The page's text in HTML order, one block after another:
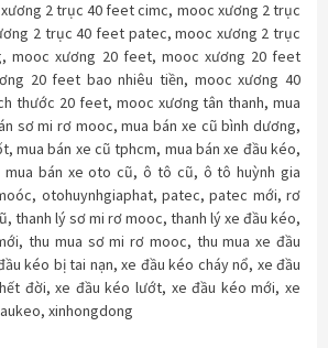
2 trục 40 feet cimc, mooc xương 2 trục
2 trục 40 feet patec,mooc xương 2 trục
,mooc xương 20 feet, mooc xương 20 feet
20 feet bao nhiêu tiền, mooc xương 40
thước 20 feet, mooc xương tân thanh,mua
sơ mi rơ mooc,mua bán xe cũ bình dương,
,mua bán xe cũ tphcm, mua bán xe đầu kéo,
mua bán xe oto cũ,ô tô cũ, ô tô huỳnh gia
, otohuynhgiaphat, patec,patec mới,rơ
, thanh lý sơ mi rơ mooc, thanh lý xe đầu kéo,
, thu mua sơ mi rơ mooc, thu mua xe đầu
kéo bị tai nạn, xe đầu kéo cháy nổ, xe đầu
đời,xe đầu kéo lướt, xe đầu kéo mới,xe
, xinhongdong